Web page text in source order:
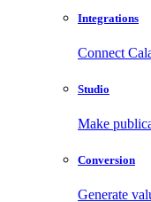
Integrations
Connect
Studio
Make
Conversion
Generate